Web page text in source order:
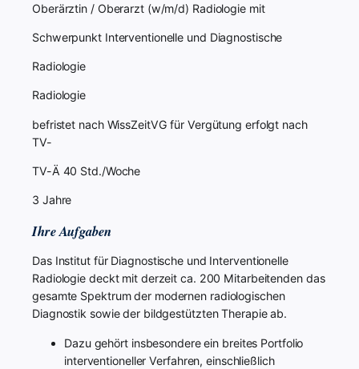
Oberärztin / Oberarzt (w/m/d) Radiologie mit
Schwerpunkt Interventionelle und Diagnostische
Radiologie
Radiologie
befristet nach WissZeitVG für Vergütung erfolgt nach
TV-
TV-Ä 40 Std./Woche
3 Jahre
Ihre Aufgaben
Das Institut für Diagnostische und Interventionelle
Radiologie deckt mit derzeit ca. 200 Mitarbeitenden das
gesamte Spektrum der modernen radiologischen
Diagnostik sowie der bildgestützten Therapie ab.
Dazu gehört insbesondere ein breites Portfolio
interventioneller Verfahren, einschließlich